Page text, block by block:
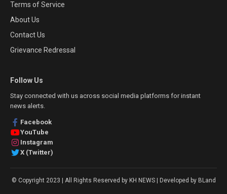
Terms of Service
About Us
Contact Us
Grievance Redressal
Follow Us
Stay connected with us across social media platforms for instant
news alerts.
Facebook
YouTube
Instagram
X (Twitter)
© Copyright 2023 | All Rights Reserved by KH NEWS | Developed by BLand